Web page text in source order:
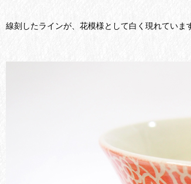
線刻したラインが、花模様として白く現れていま